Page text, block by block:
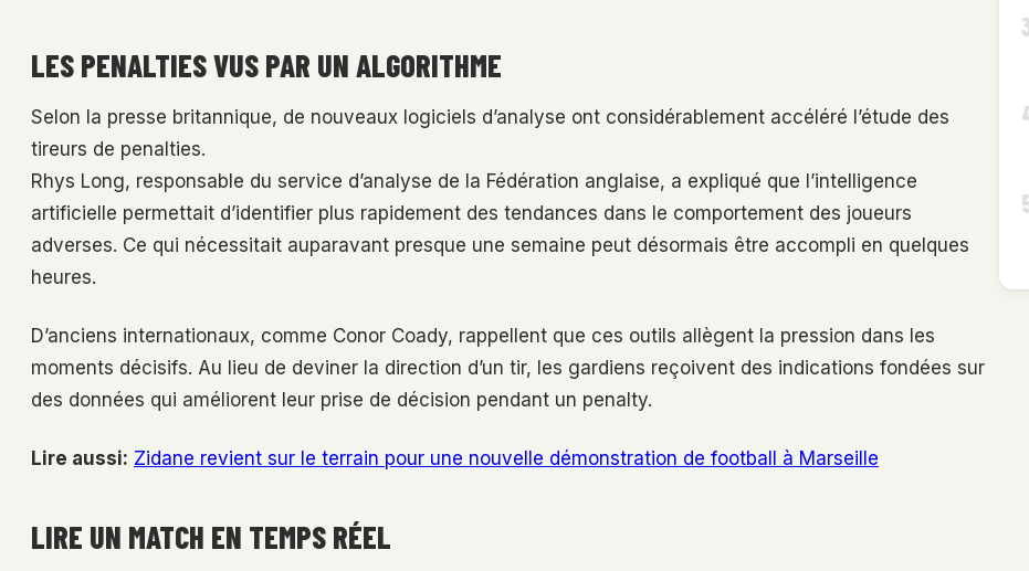
LES PENALTIES VUS PAR UN ALGORITHME
Selon la presse britannique, de nouveaux logiciels d’analyse ont considérablement accéléré l’étude des
tireurs de penalties.
Rhys Long, responsable du service d’analyse de la Fédération anglaise, a expliqué que l’intelligence
artificielle permettait d’identifier plus rapidement des tendances dans le comportement des joueurs
adverses. Ce qui nécessitait auparavant presque une semaine peut désormais être accompli en quelques
heures.
D’anciens internationaux, comme Conor Coady, rappellent que ces outils allègent la pression dans les
moments décisifs. Au lieu de deviner la direction d’un tir, les gardiens reçoivent des indications fondées sur
des données qui améliorent leur prise de décision pendant un penalty.
Lire aussi: Zidane revient sur le terrain pour une nouvelle démonstration de football à Marseille
LIRE UN MATCH EN TEMPS RÉEL